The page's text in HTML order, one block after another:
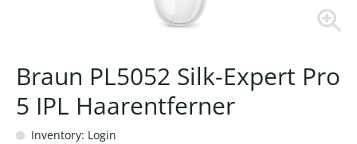
Braun PL5052 Silk-Expert Pro
5 IPL Haarentferner
Inventory: Login